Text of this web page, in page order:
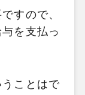
すので、
を支払っ
ことはで